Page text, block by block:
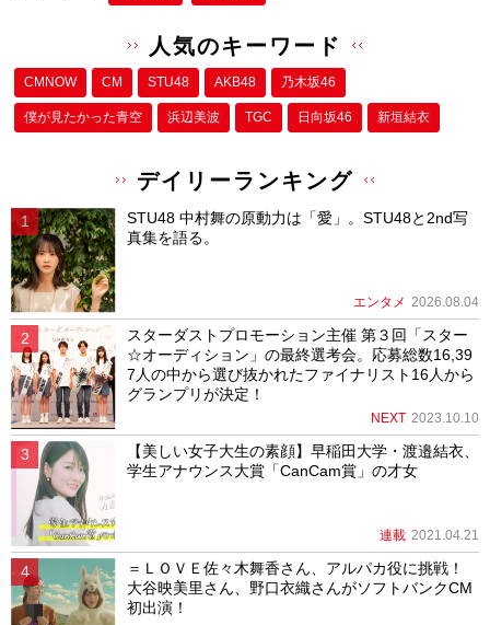
人気のキーワード
CMNOW CM STU48 AKB48 乃木坂46
僕が⾒たかった⻘空 浜辺美波 TGC 日向坂46 新垣結衣
デイリーランキング
STU48 中村舞の原動力は「愛」。STU48と2nd写
真集を語る。
エンタメ 2026.08.04
スターダストプロモーション主催 第３回「スター
☆オーディション」の最終選考会。応募総数16,39
7人の中から選び抜かれたファイナリスト16人から
グランプリが決定！
NEXT 2023.10.10
【美しい女子大生の素顔】早稲田大学・渡邉結衣、
学生アナウンス大賞「CanCam賞」の才女
連載 2021.04.21
＝ＬＯＶＥ佐々木舞香さん、アルパカ役に挑戦！
大谷映美里さん、野口衣織さんがソフトバンクCM
初出演！